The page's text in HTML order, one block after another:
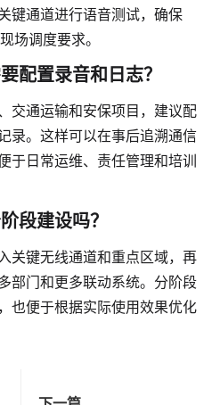
键通道进行语音测试，确保
场调度要求。
配置录音和日志？
交通运输和安保项目，建议配
录。这样可以在事后追溯通信
于日常运维、责任管理和培训
段建设吗？
关键无线通道和重点区域，再
部门和更多联动系统。分阶段
也便于根据实际使用效果优化